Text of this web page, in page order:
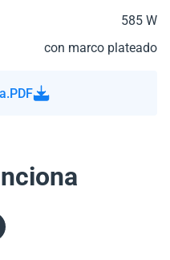
585 W
con marco plateado